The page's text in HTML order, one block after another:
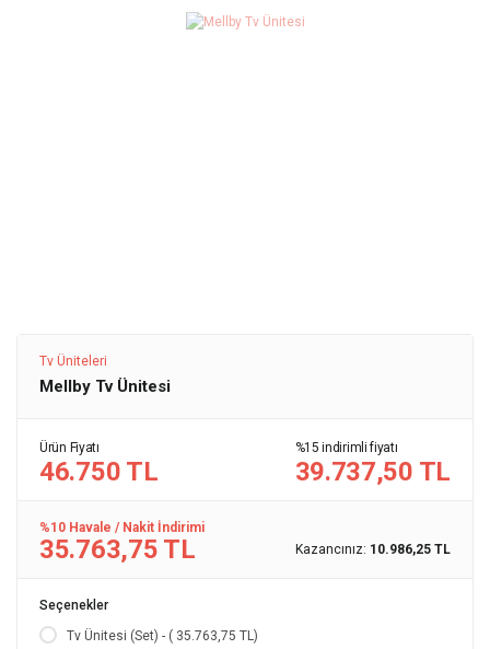
Tv Üniteleri
Mellby Tv Ünitesi
Ürün Fiyatı
46.750 TL
%15 indirimli fiyatı
39.737,50 TL
%10 Havale / Nakit İndirimi
35.763,75 TL Kazancınız: 10.986,25 TL
Seçenekler
Tv Ünitesi (Set) - ( 35.763,75 TL)